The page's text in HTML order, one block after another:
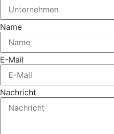
Name
E-Mail
Nachricht